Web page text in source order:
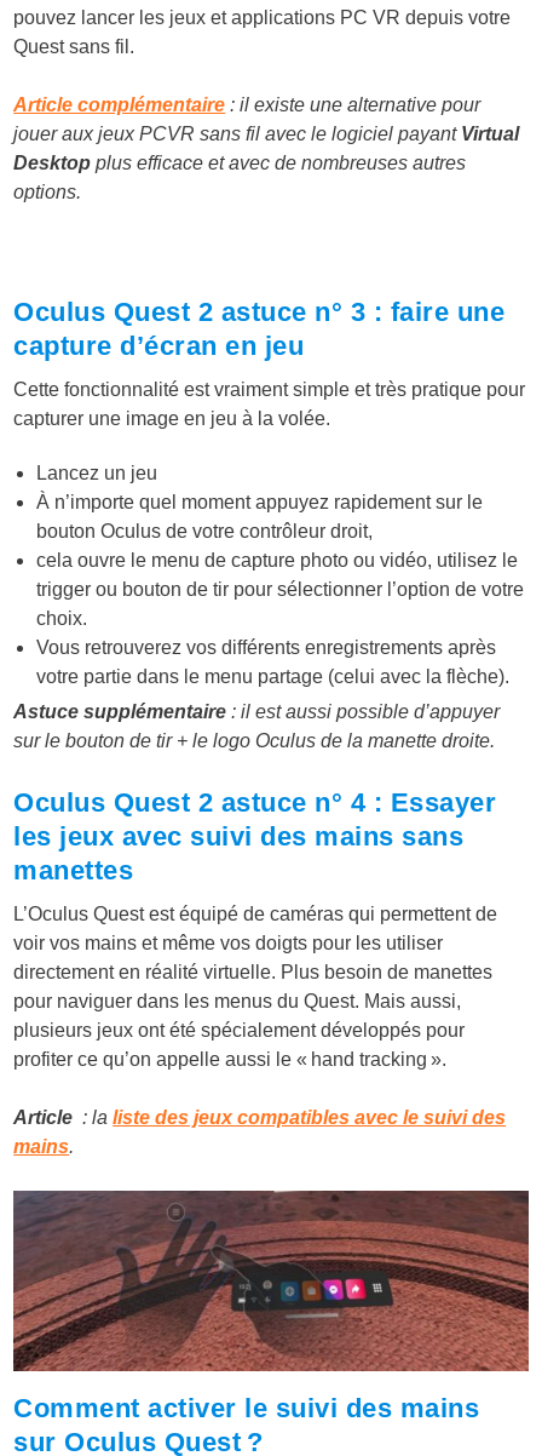
pouvez lancer les jeux et applications PC VR depuis votre
Quest sans fil.
Article complémentaire : il existe une alternative pour
jouer aux jeux PCVR sans fil avec le logiciel payant Virtual
Desktop plus efficace et avec de nombreuses autres
options.
Oculus Quest 2 astuce n° 3 : faire une
capture d’écran en jeu
Cette fonctionnalité est vraiment simple et très pratique pour
capturer une image en jeu à la volée.
Lancez un jeu
À n’importe quel moment appuyez rapidement sur le
bouton Oculus de votre contrôleur droit,
cela ouvre le menu de capture photo ou vidéo, utilisez le
trigger ou bouton de tir pour sélectionner l’option de votre
choix.
Vous retrouverez vos différents enregistrements après
votre partie dans le menu partage (celui avec la flèche).
Astuce supplémentaire : il est aussi possible d’appuyer
sur le bouton de tir + le logo Oculus de la manette droite.
Oculus Quest 2 astuce n° 4 : Essayer
les jeux avec suivi des mains sans
manettes
L’Oculus Quest est équipé de caméras qui permettent de
voir vos mains et même vos doigts pour les utiliser
directement en réalité virtuelle. Plus besoin de manettes
pour naviguer dans les menus du Quest. Mais aussi,
plusieurs jeux ont été spécialement développés pour
profiter ce qu’on appelle aussi le « hand tracking ».
Article : laliste des jeux compatibles avec le suivi des
mains.
Comment activer le suivi des mains
sur Oculus Quest ?